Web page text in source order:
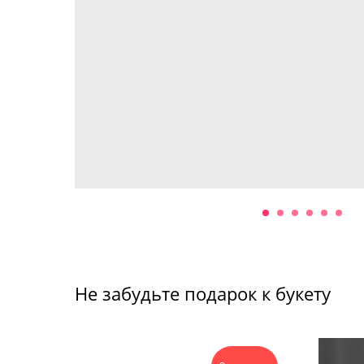
Не забудьте подарок к букету